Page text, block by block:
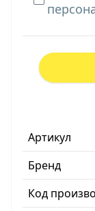
Артикул
Бренд
Код